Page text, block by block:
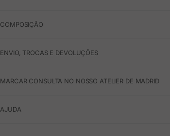
COMPOSIÇÃO
ENVIO, TROCAS E DEVOLUÇÕES
MARCAR CONSULTA NO NOSSO ATELIER DE MADRID
AJUDA